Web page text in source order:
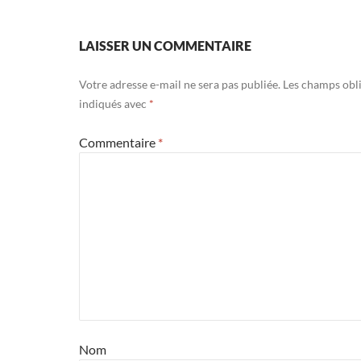
LAISSER UN COMMENTAIRE
Votre adresse e-mail ne sera pas publiée. Les champs
indiqués avec *
Commentaire *
Nom